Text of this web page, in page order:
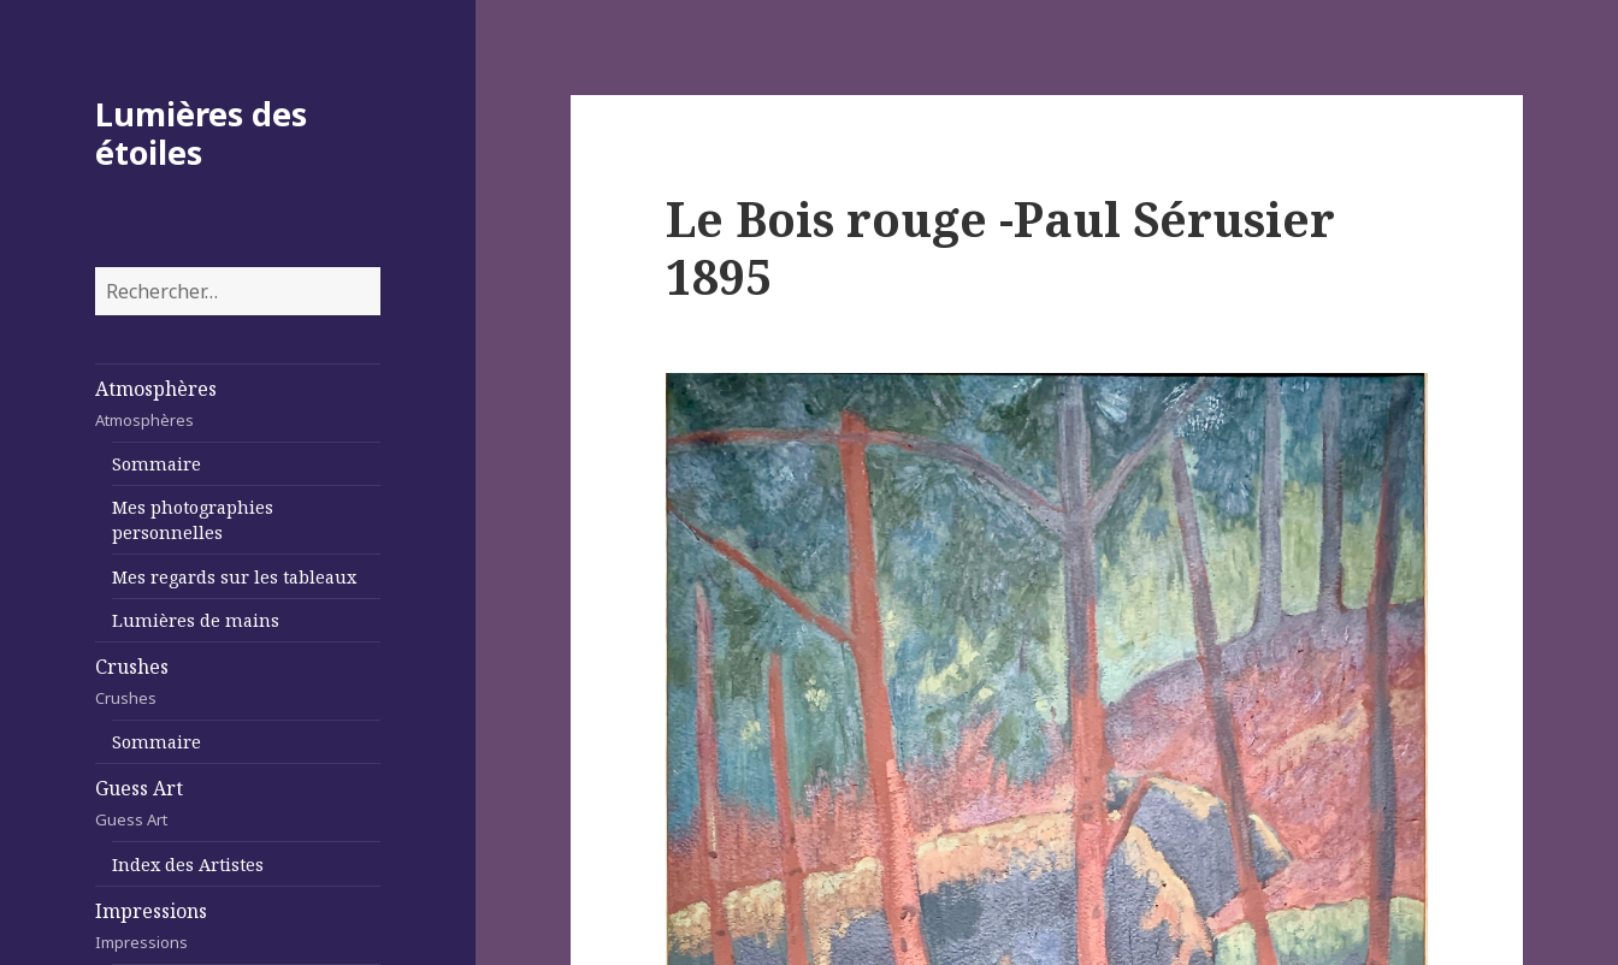
Lumières des
étoiles
Rechercher :
Atmosphères
Atmosphères
Sommaire
Mes photographies
personnelles
Mes regards sur les tableaux
Lumières de mains
Crushes
Crushes
Sommaire
Guess Art
Guess Art
Index des Artistes
Impressions
Impressions
Le Bois rouge -Paul Sérusier
1895